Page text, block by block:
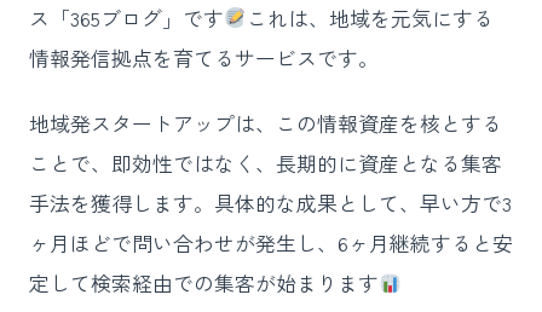
ス「365ブログ」です
これは、地域を元気にする
情報発信拠点を育てるサービスです。
地域発スタートアップは、この情報資産を核とする
ことで、即効性ではなく、長期的に資産となる集客
手法を獲得します。具体的な成果として、早い方で3
ヶ月ほどで問い合わせが発生し、6ヶ月継続すると安
定して検索経由での集客が始まります